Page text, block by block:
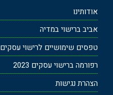
אודותינו
אביב ברישוי במדיה
טפסים שימושיים לרישוי עסקים
רפורמה ברישוי עסקים 2023
הצהרת נגישות